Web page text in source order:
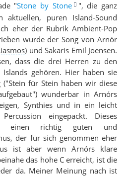
"Stone by Stone
", die ganz
aktuellen, puren Island-Sound
eher der Rubrik Ambient-Pop
wurde der Song von Arnór
) und Sakaris Emil Joensen.
dass die drei Herren zu den
gehören. Hier haben sie
("Stein für Stein haben wir diese
wunderbar in Arnórs
Synthies und in ein leicht
eingepackt. Dieses
einen richtig guten und
der für sich genommen eher
ist aber wenn Arnórs klare
das hohe C erreicht, ist die
da. Meiner Meinung nach ist